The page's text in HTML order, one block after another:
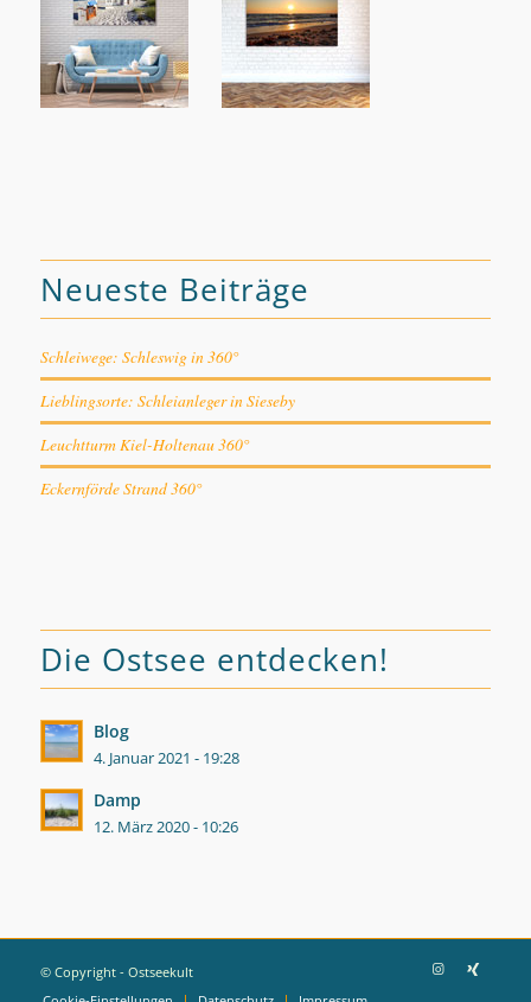
Neueste Beiträge
Schleiwege: Schleswig in 360°
Lieblingsorte: Schleianleger in Sieseby
Leuchtturm Kiel-Holtenau 360°
Eckernförde Strand 360°
Die Ostsee entdecken!
Blog
4. Januar 2021 - 19:28
Damp
12. März 2020 - 10:26
© Copyright - Ostseekult